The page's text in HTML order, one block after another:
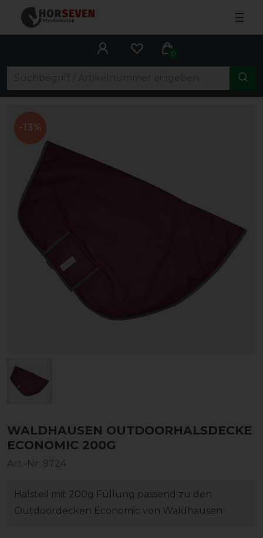
☰
0
-13%
WALDHAUSEN OUTDOORHALSDECKE
ECONOMIC 200G
Art.-Nr: 9724
Halsteil mit 200g Füllung passend zu den
Outdoordecken Economic von Waldhausen